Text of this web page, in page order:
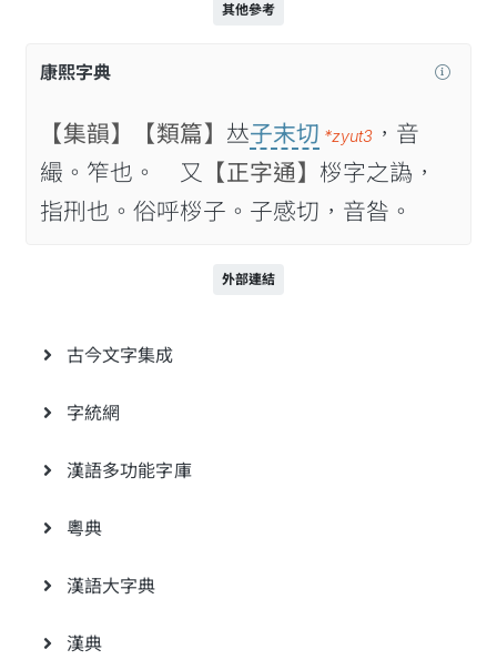
其他參考
康熙字典
【集韻】 【類篇】 𠀤子末切 *zyut3 ，音
繓。笮也。 又
【正字通】 桚字之譌，
指𠛬也。俗呼桚子。子感切，音昝。
外部連結
古今文字集成
字統網
漢語多功能字庫
粵典
漢語大字典
漢典